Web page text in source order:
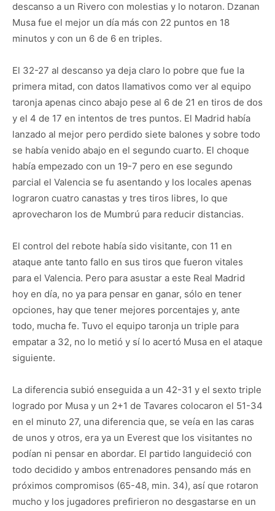
descanso a un Rivero con molestias y lo notaron. Dzanan
Musa fue el mejor un día más con 22 puntos en 18
minutos y con un 6 de 6 en triples.
El 32-27 al descanso ya deja claro lo pobre que fue la
primera mitad, con datos llamativos como ver al equipo
taronja apenas cinco abajo pese al 6 de 21 en tiros de dos
y el 4 de 17 en intentos de tres puntos. El Madrid había
lanzado al mejor pero perdido siete balones y sobre todo
se había venido abajo en el segundo cuarto. El choque
había empezado con un 19-7 pero en ese segundo
parcial el Valencia se fu asentando y los locales apenas
lograron cuatro canastas y tres tiros libres, lo que
aprovecharon los de Mumbrú para reducir distancias.
El control del rebote había sido visitante, con 11 en
ataque ante tanto fallo en sus tiros que fueron vitales
para el Valencia. Pero para asustar a este Real Madrid
hoy en día, no ya para pensar en ganar, sólo en tener
opciones, hay que tener mejores porcentajes y, ante
todo, mucha fe. Tuvo el equipo taronja un triple para
empatar a 32, no lo metió y sí lo acertó Musa en el ataque
siguiente.
La diferencia subió enseguida a un 42-31 y el sexto triple
logrado por Musa y un 2+1 de Tavares colocaron el 51-34
en el minuto 27, una diferencia que, se veía en las caras
de unos y otros, era ya un Everest que los visitantes no
podían ni pensar en abordar. El partido languideció con
todo decidido y ambos entrenadores pensando más en
próximos compromisos (65-48, min. 34), así que rotaron
mucho y los jugadores prefirieron no desgastarse en un